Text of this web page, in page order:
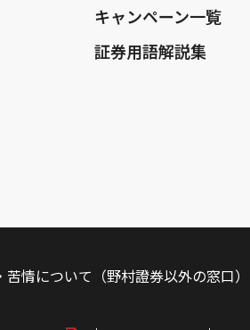
キャンペーン一覧
証券用語解説集
苦情について（野村證券以外の窓口）